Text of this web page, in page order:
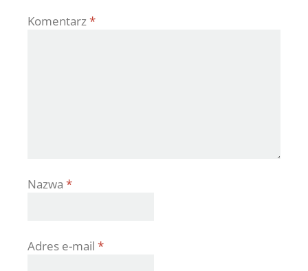
Komentarz*
Nazwa *
Adres e-mail *